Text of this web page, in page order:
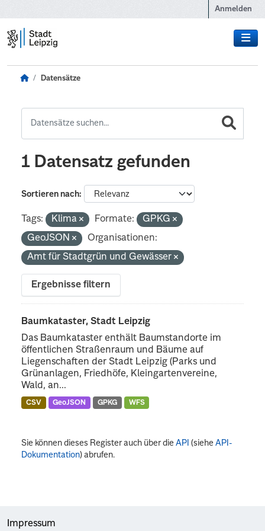
Anmelden
Datensätze
1 Datensatz gefunden
Sortieren nach
Tags: Klima Formate:
GPKG
GeoJSON
Organisationen:
Amt für Stadtgrün und Gewässer
Ergebnisse filtern
Baumkataster, Stadt Leipzig
Das Baumkataster enthält Baumstandorte im
öffentlichen Straßenraum und Bäume auf
Liegenschaften der Stadt Leipzig (Parks und
Grünanlagen, Friedhöfe, Kleingartenvereine,
Wald, an...
CSV GeoJSON GPKG WFS
Sie können dieses Register auch über dieAPI (sieheAPI-
Dokumentation) abrufen.
Impressum